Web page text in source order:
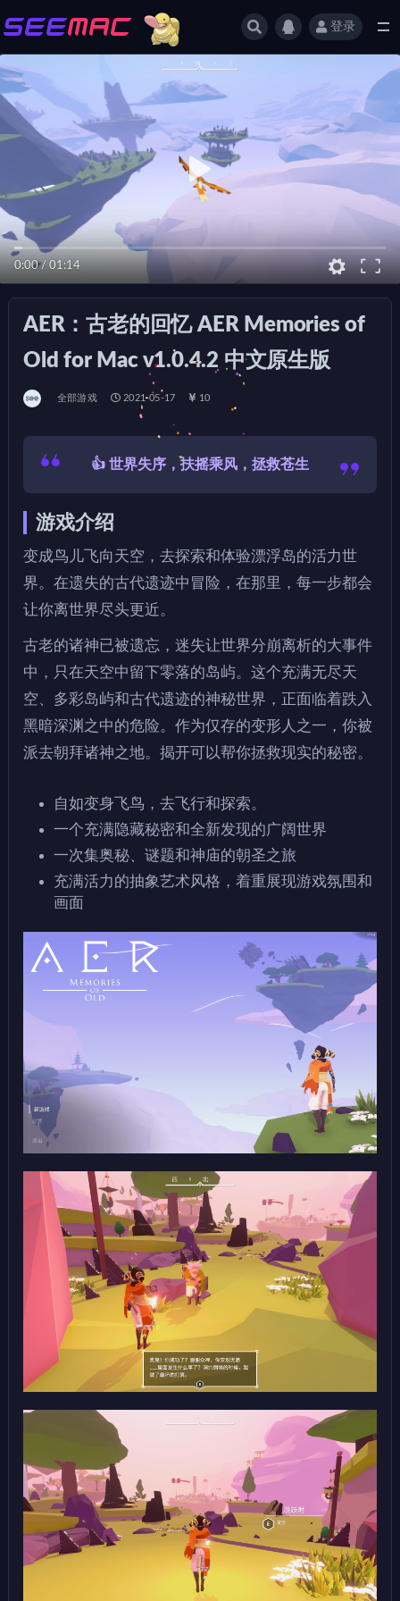
登录
0:00/ 01:14
AER：古老的回忆 AER Memories of
Old for Mac v1.0.4.2 中文原生版
全部游戏 2021-05-17 10
👍 世界失序，扶摇乘风，拯救苍生
游戏介绍
变成鸟儿飞向天空，去探索和体验漂浮岛的活力世
界。在遗失的古代遗迹中冒险，在那里，每一步都会
让你离世界尽头更近。
古老的诸神已被遗忘，迷失让世界分崩离析的大事件
中，只在天空中留下零落的岛屿。这个充满无尽天
空、多彩岛屿和古代遗迹的神秘世界，正面临着跌入
黑暗深渊之中的危险。作为仅存的变形人之一，你被
派去朝拜诸神之地。揭开可以帮你拯救现实的秘密。
自如变身飞鸟，去飞行和探索。
一个充满隐藏秘密和全新发现的广阔世界
一次集奥秘、谜题和神庙的朝圣之旅
充满活力的抽象艺术风格，着重展现游戏氛围和
画面